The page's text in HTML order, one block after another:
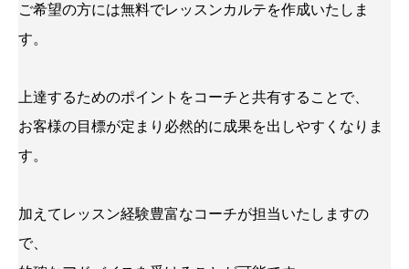
ご希望の方には無料でレッスンカルテを作成いたしま
す。
上達するためのポイントをコーチと共有することで、
お客様の目標が定まり必然的に成果を出しやすくなりま
す。
加えてレッスン経験豊富なコーチが担当いたしますの
で、